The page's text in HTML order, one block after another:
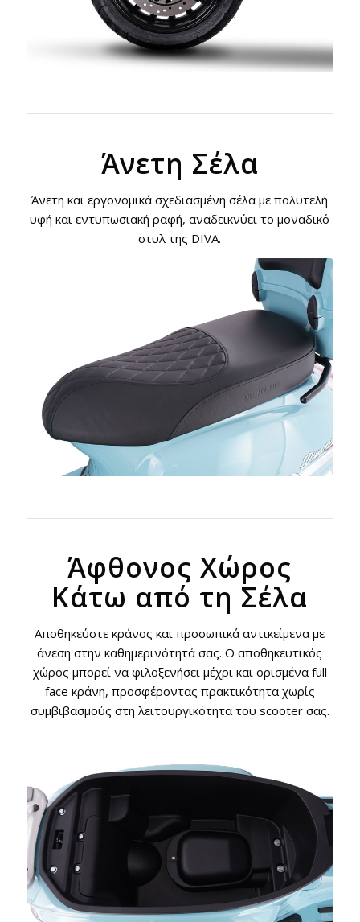
Άνετη Σέλα
Άνετη και εργονομικά σχεδιασμένη σέλα με πολυτελή
υφή και εντυπωσιακή ραφή, αναδεικνύει το μοναδικό
στυλ της DIVA.
Άφθονος Χώρος
Κάτω από τη Σέλα
Αποθηκεύστε κράνος και προσωπικά αντικείμενα με
άνεση στην καθημερινότητά σας. Ο αποθηκευτικός
χώρος μπορεί να φιλοξενήσει μέχρι και ορισμένα full
face κράνη, προσφέροντας πρακτικότητα χωρίς
συμβιβασμούς στη λειτουργικότητα του scooter σας.